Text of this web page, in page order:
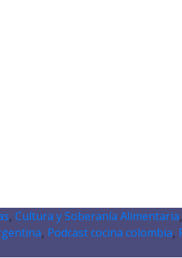
, Cultura y Soberanía Alimentaria,
, Podcast cocina colombia,